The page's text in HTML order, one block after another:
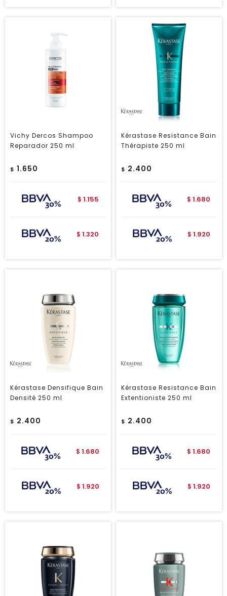
Vichy Dercos Shampoo
Reparador 250 ml
$ 1.650
$ 1.155
$ 1.320
Kérastase Resistance Bain
Thérapiste 250 ml
$ 2.400
$ 1.680
$ 1.920
Kérastase Densifique Bain
Densité 250 ml
$ 2.400
$ 1.680
$ 1.920
Kérastase Resistance Bain
Extentioniste 250 ml
$ 2.400
$ 1.680
$ 1.920